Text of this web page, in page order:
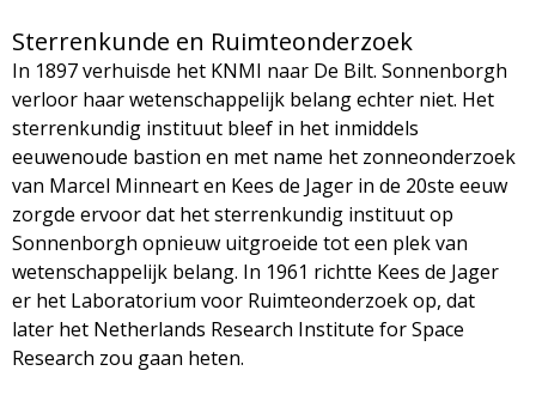
Sterrenkunde en Ruimteonderzoek
In 1897 verhuisde het KNMI naar De Bilt. Sonnenborgh
verloor haar wetenschappelijk belang echter niet. Het
sterrenkundig instituut bleef in het inmiddels
eeuwenoude bastion en met name het zonneonderzoek
van Marcel Minneart en Kees de Jager in de 20ste eeuw
zorgde ervoor dat het sterrenkundig instituut op
Sonnenborgh opnieuw uitgroeide tot een plek van
wetenschappelijk belang. In 1961 richtte Kees de Jager
er het Laboratorium voor Ruimteonderzoek op, dat
later het Netherlands Research Institute for Space
Research zou gaan heten.